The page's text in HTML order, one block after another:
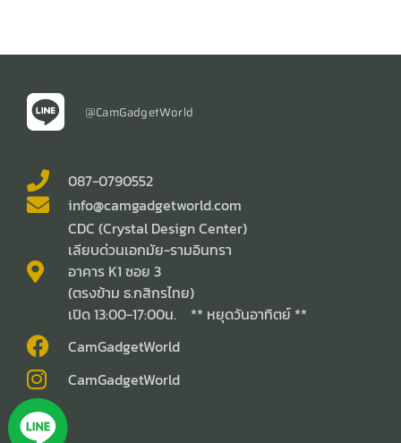
@CamGadgetWorld
087-0790552
info@camgadgetworld.com
CDC (Crystal Design Center)
เลียบด่วนเอกมัย-รามอินทรา
อาคาร K1 ซอย 3
(ตรงข้าม ธ.กสิกรไทย)
เปิด 13:00-17:00น. ** หยุดวันอาทิตย์ **
CamGadgetWorld
CamGadgetWorld